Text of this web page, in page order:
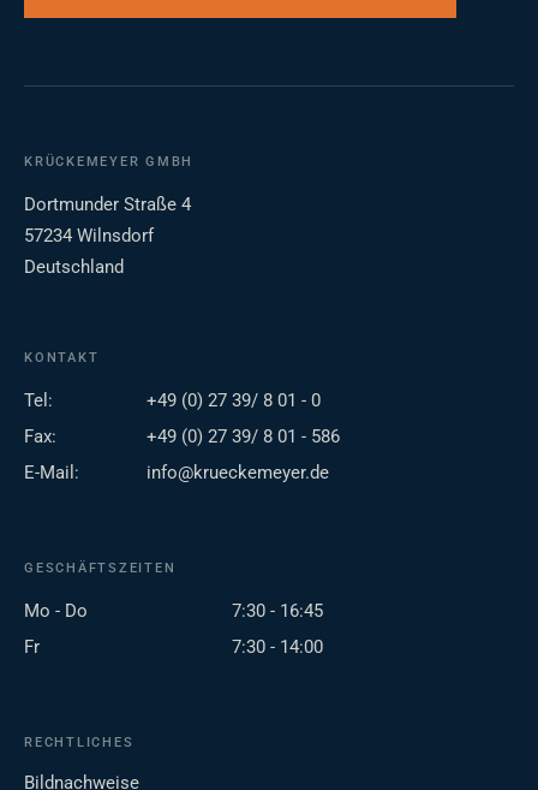
KRÜCKEMEYER GMBH
Dortmunder Straße 4
57234 Wilnsdorf
Deutschland
KONTAKT
Tel:
+49 (0) 27 39/ 8 01 - 0
Fax:
+49 (0) 27 39/ 8 01 - 586
E-Mail:
info@krueckemeyer.de
GESCHÄFTSZEITEN
Mo - Do
7:30 - 16:45
Fr
7:30 - 14:00
RECHTLICHES
Bildnachweise